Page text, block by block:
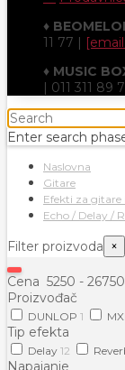
♦
11 77 |
♦ MUSIC
| 011 311 89
Enter search
Naslovna
Gitare
Efekti za gitare
Echo / Delay /
Filter proizvoda ×
Cena 5250 - 26750
Proizvođač
DUNLOP 1
Tip efekta
Delay 12
Napajanje